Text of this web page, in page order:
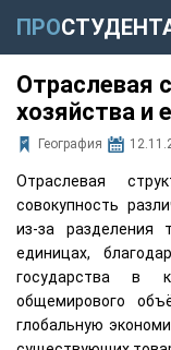
ПРО
Отраслевая
хозяйства и
География
Отраслевая
совокупность
из-за разделения
единицах,
государства в
общемирового
глобальную